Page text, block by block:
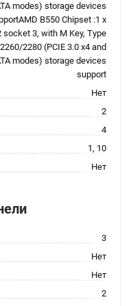
modes) storage devices
B550 Chipset :1 x
socket 3, with M Key, Type
2280 (PCIE 3.0 x4 and
modes) storage devices
support
Нет
2
4
1, 10
Нет
3
Нет
Нет
2